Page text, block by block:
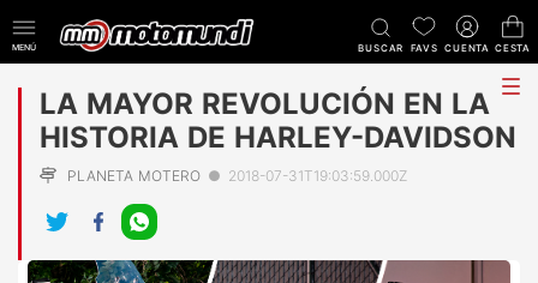
MENÚ BUSCAR FAVS CUENTA CESTA
LA MAYOR REVOLUCIÓN EN LA
HISTORIA DE HARLEY-DAVIDSON
PLANETA MOTERO ● 2018-07-31T19:03:59.000Z